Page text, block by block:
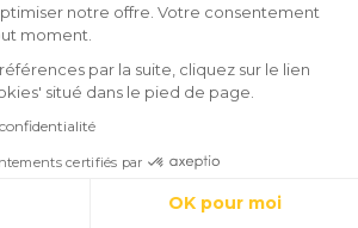
ou de se servir de
moyens non verbaux
ou non écrits comme
soutien à l'expression
en langue seconde
notre offre. Votre consentement
moment.
par la suite, cliquez sur le lien
situé dans le pied de page.
certifiés par
OK pour moi